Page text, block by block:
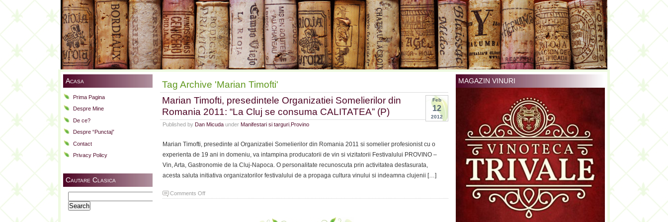
Acasa
Prima Pagina
Despre Mine
De ce?
Despre “Punctaj”
Contact
Privacy Policy
Cautare Clasica
for:
Tag Archive 'Marian Timofti'
Feb
12
2012
Marian Timofti, presedintele Organizatiei Somelierilor din
Romania 2011: “La Cluj se consuma CALITATEA” (P)
Published by Dan Micuda under Manifestari si targuri Provino
Marian Timofti, presedinte al Organizatiei Somelierilor din Romania 2011 si somelier profesionist cu o
experienta de 19 ani in domeniu, va intampina producatorii de vin si vizitatorii Festivalului PROVINO –
Vin, Arta, Gastronomie de la Cluj-Napoca. O personalitate recunoscuta prin activitatea desfasurata,
acesta saluta initiativa organizatorilor festivalului de a propaga cultura vinului si indeamna clujenii […]
Comments Offon
MAGAZIN VINURI